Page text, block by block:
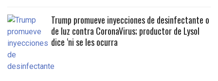
Trump promueve inyecciones de desinfectante o
de luz contra CoronaVirus; productor de Lysol
dice ‘ni se les ocurra